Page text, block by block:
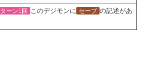
ターン1回 このデジモンに セーブ の記述があ